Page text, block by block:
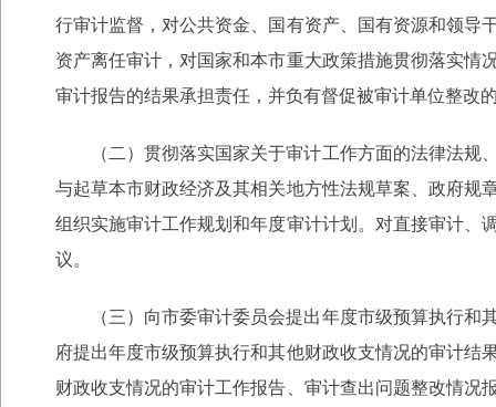
行审计监督，对公共资金、国有资产、国有资源和领导
资产离任审计，对国家和本市重大政策措施贯彻落实情
审计报告的结果承担责任，并负有督促被审计单位整改
（二）贯彻落实国家关于审计工作方面的法律法
与起草本市财政经济及其相关地方性法规草案、政府规
组织实施审计工作规划和年度审计计划。对直接审计、
议。
（三）向市委审计委员会提出年度市级预算执行
府提出年度市级预算执行和其他财政收支情况的审计结
财政收支情况的审计工作报告、审计查出问题整改情况